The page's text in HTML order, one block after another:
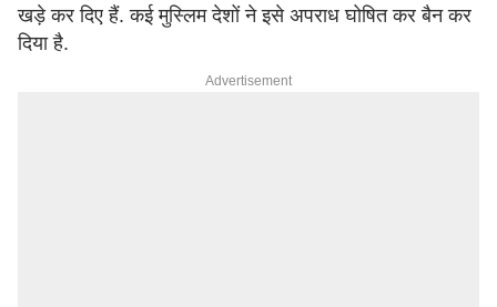
खड़े कर दिए हैं. कई मुस्लिम देशों ने इसे अपराध घोषित कर बैन कर
दिया है.
Advertisement